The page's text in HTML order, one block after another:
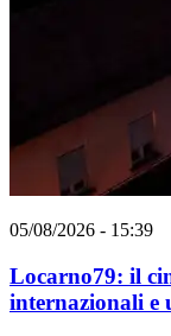
05/08/2026 - 15:39
Locarno79: il
internazionali e